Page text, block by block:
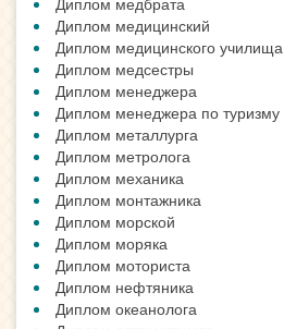
Диплом медицинский
Диплом медицинского училища
Диплом медсестры
Диплом менеджера
Диплом менеджера по туризму
Диплом металлурга
Диплом метролога
Диплом механика
Диплом монтажника
Диплом морской
Диплом моряка
Диплом моториста
Диплом нефтяника
Диплом океанолога